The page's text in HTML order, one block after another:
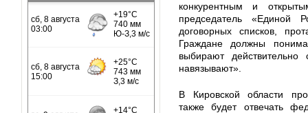
конкурентным и
председатель «Единой
договорных списков,
Граждане должны
выбирают
навязывают».
В Кировской области
также будет отвечать